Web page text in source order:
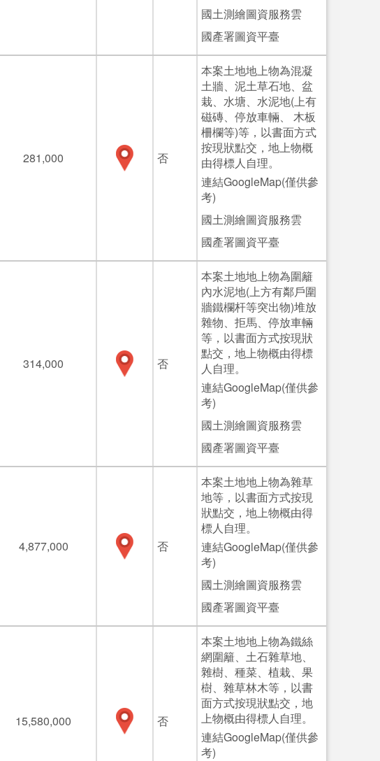
國土測繪圖資服務雲
國產署圖資平臺
281,000 否
本案土地地上物為混凝
土牆、泥土草石地、盆
栽、水塘、水泥地(上有
磁磚、停放車輛、 木板
柵欄等)等，以書面方式
按現狀點交，地上物概
由得標人自理。
連結GoogleMap(僅供參
考)
國土測繪圖資服務雲
國產署圖資平臺
314,000 否
本案土地地上物為圍籬
內水泥地(上方有鄰戶圍
牆鐵欄杆等突出物)堆放
雜物、拒馬、停放車輛
等，以書面方式按現狀
點交，地上物概由得標
人自理。
連結GoogleMap(僅供參
考)
國土測繪圖資服務雲
國產署圖資平臺
4,877,000 否
本案土地地上物為雜草
地等，以書面方式按現
狀點交，地上物概由得
標人自理。
連結GoogleMap(僅供參
考)
國土測繪圖資服務雲
國產署圖資平臺
15,580,000 否
本案土地地上物為鐵絲
網圍籬、土石雜草地、
雜樹、種菜、植栽、果
樹、雜草林木等，以書
面方式按現狀點交，地
上物概由得標人自理。
連結GoogleMap(僅供參
考)